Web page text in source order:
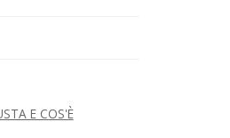
E COS'È